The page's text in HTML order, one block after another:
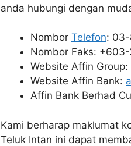
anda hubungi dengan
Nombor Telefon:
Nombor Faks:
Website Affin Group:
Website Affin Bank:
Affin Bank Berhad
Kami berharap maklumat
Teluk Intan ini dapat